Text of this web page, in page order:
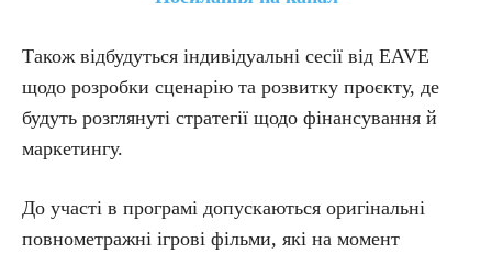
Також відбудуться індивідуальні сесії від EAVE
щодо розробки сценарію та розвитку проєкту, де
будуть розглянуті стратегії щодо фінансування й
маркетингу.
До участі в програмі допускаються оригінальні
повнометражні ігрові фільми, які на момент